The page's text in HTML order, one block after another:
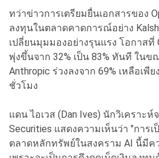
ทว่าข่าวการเตรียมยื่นเอกสารของ
ลงทุนในตลาดคาดการณ์อย่าง
เปลี่ยนมุมมองอย่างรุนแรง โอกาสที่
พุ่งขึ้นจาก 32% เป็น 83% ทันที ใน
Anthropic ร่วงลงจาก 69% เหลือเพี
ชั่วโมง
แดน ไอเวส (Dan Ives) นักวิเคราะห์
Securities แสดงความเห็นว่า "การเ
ตลาดหลักทรัพย์ในสงคราม AI นี้มีค